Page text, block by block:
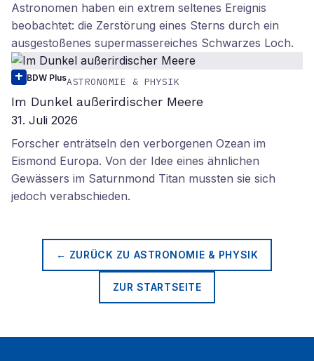
Astronomen haben ein extrem seltenes Ereignis
beobachtet: die Zerstörung eines Sterns durch ein
ausgestoßenes supermassereiches Schwarzes Loch.
BDW PlusASTRONOMIE & PHYSIK
Im Dunkel außerirdischer Meere
31. Juli 2026
Forscher enträtseln den verborgenen Ozean im
Eismond Europa. Von der Idee eines ähnlichen
Gewässers im Saturnmond Titan mussten sie sich
jedoch verabschieden.
← ZURÜCK ZU ASTRONOMIE & PHYSIK
ZUR STARTSEITE